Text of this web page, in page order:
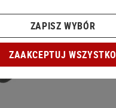
ZAPISZ WYBÓR
ZAAKCEPTUJ WSZYSTKO